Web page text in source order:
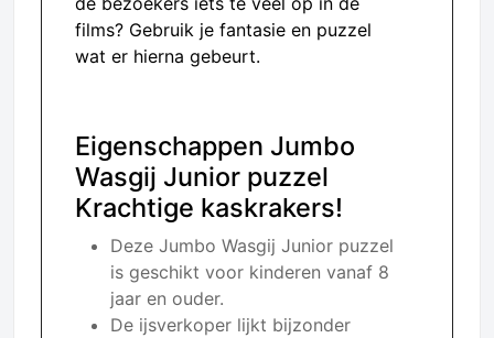
films? Gebruik je fantasie en puzzel
wat er hierna gebeurt.
Eigenschappen Jumbo
Wasgij Junior puzzel
Krachtige kaskrakers!
Deze Jumbo Wasgij Junior puzzel
is geschikt voor kinderen vanaf 8
jaar en ouder.
De ijsverkoper lijkt bijzonder